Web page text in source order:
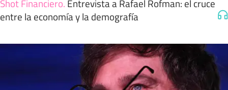
Shot Financiero. Entrevista a Rafael Rofman: el cruce
entre la economía y la demografía